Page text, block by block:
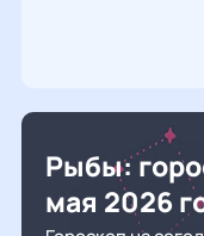
Рыбы:
мая 2026